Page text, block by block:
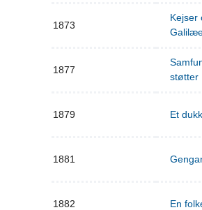
1873
Kejser
1877
støtter
1879 Et
1881
1882 En